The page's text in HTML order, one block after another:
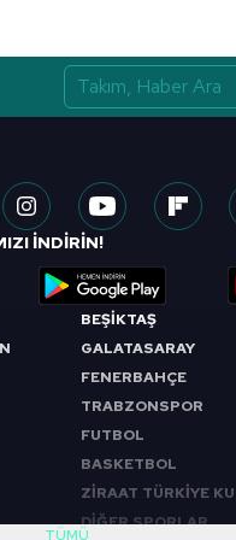
BEŞİKTAŞ
GALATASARAY
FENERBAHÇE
TRABZONSPOR
FUTBOL
BASKETBOL
ZİRAAT TÜRKİYE
DİĞER SPORLAR
TÜMÜ
İNDİRİN!